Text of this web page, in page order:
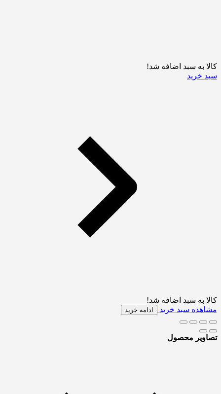
کالا به سبد اضافه شد!
سبد خرید
کالا به سبد اضافه شد!
مشاهده سبد خرید
ادامه خرید
تصاویر محصول